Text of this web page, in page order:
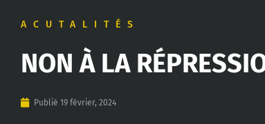
ACUTALITÉS
NON À LA
Publié 19 février, 2024